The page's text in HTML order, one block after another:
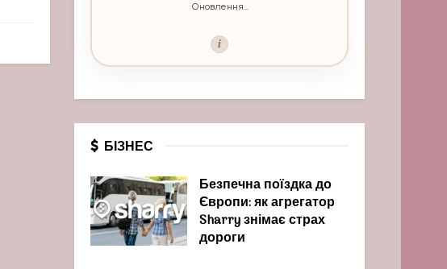
Оновлення...
i
БІЗНЕС
Безпечна поїздка до
Європи: як агрегатор
Sharry знімає страх
дороги